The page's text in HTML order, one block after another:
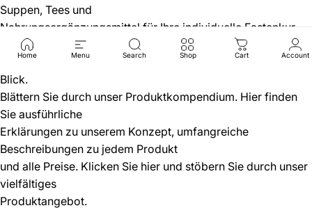
Home Menu Search Shop Cart Account
Suppen, Tees und
Nahrungsergänzungsmittel für Ihre individuelle Fastenkur.
Von flexiblen Boxen
bis zu zielgerichteten Einzelprodukten – alles auf einen
Blick.
Blättern Sie durch unser Produktkompendium. Hier finden
Sie ausführliche
Erklärungen zu unserem Konzept, umfangreiche
Beschreibungen zu jedem Produkt
und alle Preise. Klicken Sie hier und stöbern Sie durch unser
vielfältiges
Produktangebot.